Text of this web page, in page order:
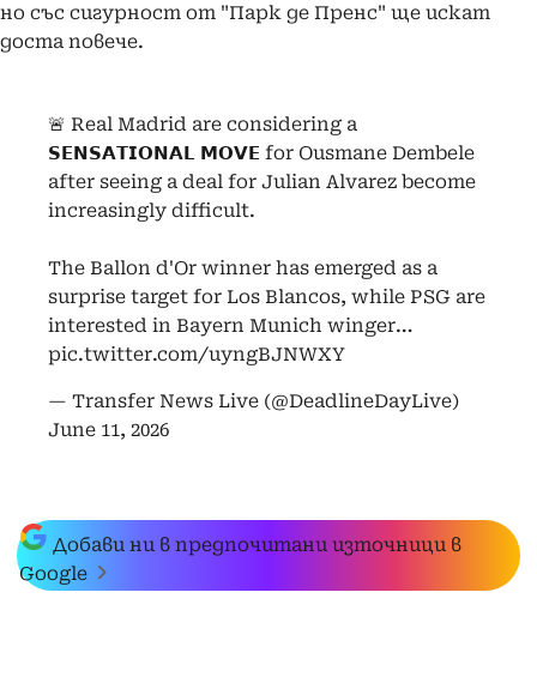
но със сигурност от "Парк де Пренс" ще искат
доста повече.
🚨 Real Madrid are considering a
𝗦𝗘𝗡𝗦𝗔𝗧𝗜𝗢𝗡𝗔𝗟 𝗠𝗢𝗩𝗘 for Ousmane Dembele
after seeing a deal for Julian Alvarez become
increasingly difficult.
The Ballon d'Or winner has emerged as a
surprise target for Los Blancos, while PSG are
interested in Bayern Munich winger…
pic.twitter.com/uyngBJNWXY
— Transfer News Live (@DeadlineDayLive)
June 11, 2026
Добави ни в предпочитани източници в
Google